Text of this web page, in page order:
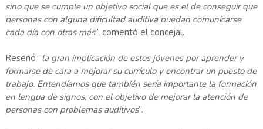
sino que se cumple un objetivo social que es el de conseguir que
personas con alguna dificultad auditiva puedan comunicarse
cada día con otras más”, comentó el concejal.
Reseñó “la gran implicación de estos jóvenes por aprender y
formarse de cara a mejorar su currículo y encontrar un puesto de
trabajo. Entendíamos que también sería importante la formación
en lengua de signos, con el objetivo de mejorar la atención de
personas con problemas auditivos”.